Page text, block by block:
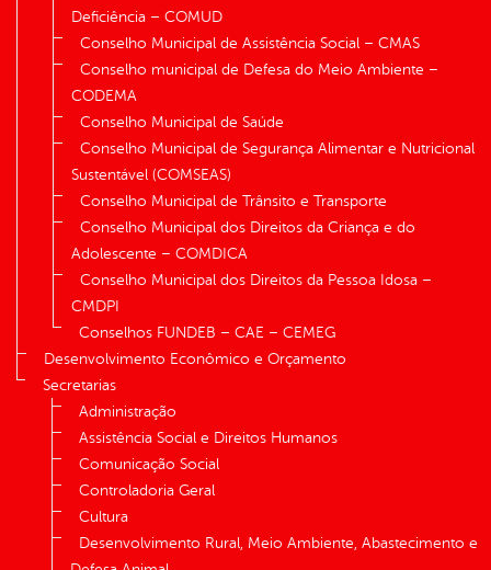
Deficiência – COMUD
Conselho Municipal de Assistência Social – CMAS
Conselho municipal de Defesa do Meio Ambiente –
CODEMA
Conselho Municipal de Saúde
Conselho Municipal de Segurança Alimentar e Nutricional
Sustentável (COMSEAS)
Conselho Municipal de Trânsito e Transporte
Conselho Municipal dos Direitos da Criança e do
Adolescente – COMDICA
Conselho Municipal dos Direitos da Pessoa Idosa –
CMDPI
Conselhos FUNDEB – CAE – CEMEG
Desenvolvimento Econômico e Orçamento
Secretarias
Administração
Assistência Social e Direitos Humanos
Comunicação Social
Controladoria Geral
Cultura
Desenvolvimento Rural, Meio Ambiente, Abastecimento e